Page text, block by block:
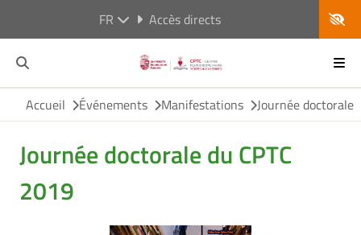
FR Accès directs
Accueil Événements Manifestations Journée doctorale
Journée doctorale du CPTC
2019